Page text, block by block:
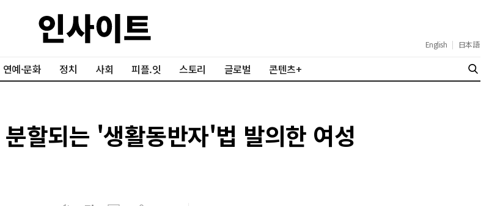
English | 日本語
연예·문화 정치 사회 피플.잇 스토리 글로벌 콘텐츠+
할되는 '생활동반자'법 발의한 여성